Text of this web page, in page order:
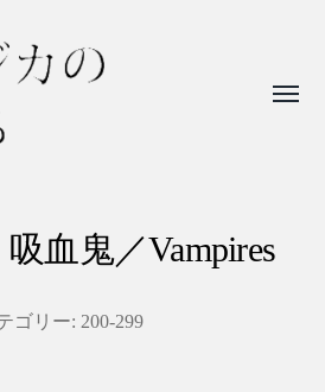
吸血鬼／Vampires
ゴリー: 200-299